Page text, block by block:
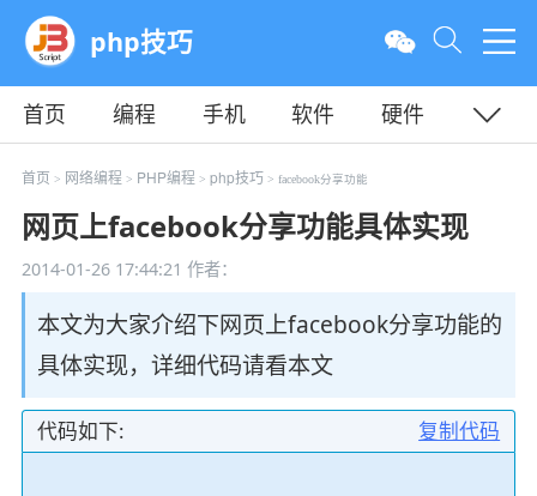
php技巧
首页 编程 手机 软件
硬件
教程
平面 服务器
首页 > 网络编程 > PHP编程 > php技巧 > facebook分享功能
网页上facebook分享功能具体实现
2014-01-26 17:44:21 作者：
本文为大家介绍下网页上facebook分享功能的
具体实现，详细代码请看本文
复制代码
代码如下: